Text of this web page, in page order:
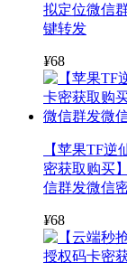
拟定位微信
键转发
¥68
【苹果TF
密获取购买
信群发微信
¥68